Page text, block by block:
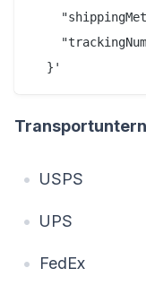
USPS
UPS
FedEx